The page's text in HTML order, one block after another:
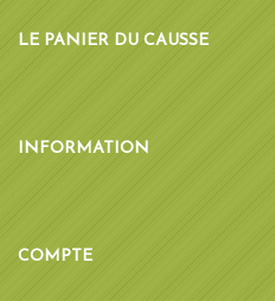
LE PANIER DU CAUSSE
INFORMATION
COMPTE